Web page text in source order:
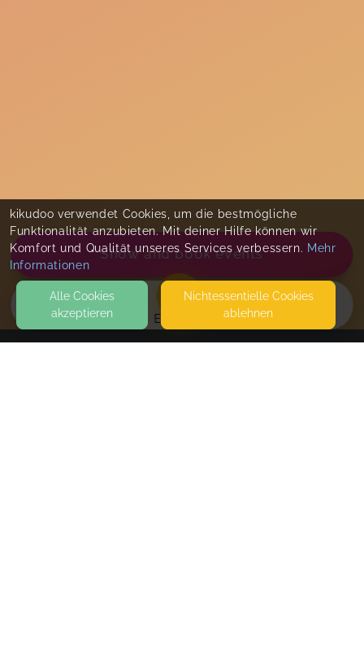
EVENTS
Show and book events
kikudoo verwendet Cookies, um die bestmögliche
Funktionalität anzubieten. Mit deiner Hilfe können wir
Komfort und Qualität unseres Services verbessern. Mehr
Informationen
Alle Cookies
akzeptieren
Nicht­essentielle Cookies
ablehnen